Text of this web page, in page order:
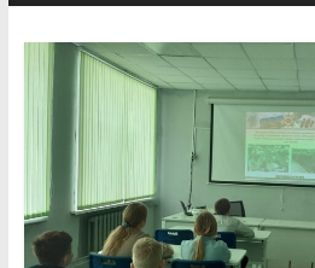
мероприятии
первоцветы!»
В вольере
заповедника
суслики